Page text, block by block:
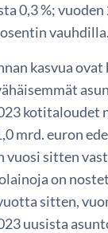
0,3 %;
vauhdilla.
kasvua ovat
kotitaloudet
mrd. euron
vuosi sitten
on
sitten,
uusista